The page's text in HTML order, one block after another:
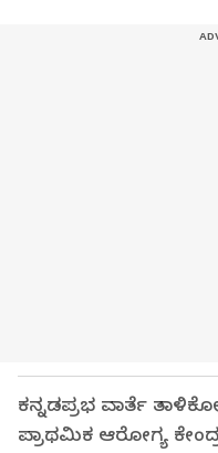
ಕನ್ನಡಪ್ರಭ ವಾರ್ತೆ
ಪ್ರಾಥಮಿಕ ಆರೋಗ್ಯ